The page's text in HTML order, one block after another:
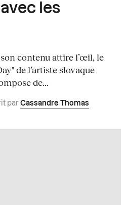
les
contenu attire l’œil, le
de l’artiste slovaque
de...
par Cassandre Thomas